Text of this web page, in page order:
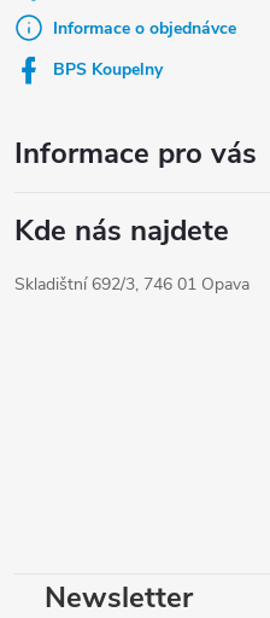
Informace o objednávce
BPS Koupelny
Informace pro vás
Kde nás najdete
Skladištní 692/3, 746 01 Opava
Newsletter